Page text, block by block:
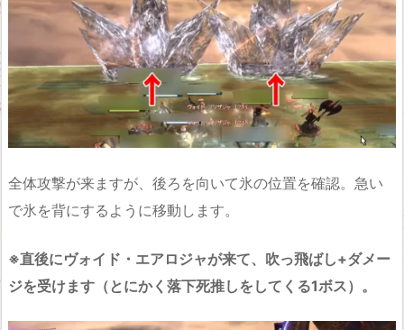
全体攻撃が来ますが、後ろを向いて氷の位置を確認。急い
で氷を背にするように移動します。
※直後にヴォイド・エアロジャが来て、吹っ飛ばし+ダメー
ジを受けます（とにかく落下死推しをしてくる1ボス）。